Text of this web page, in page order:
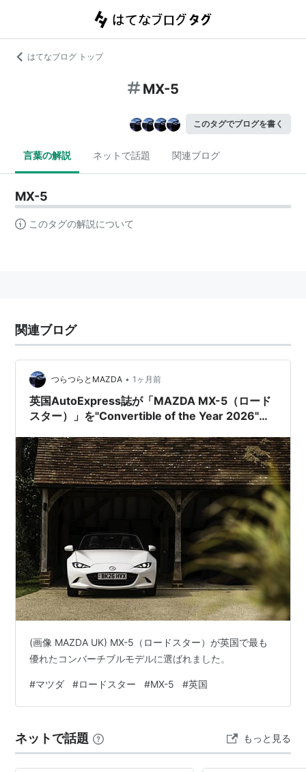
はてなブログ トップ
MX-5
このタグでブログを書く
言葉の解説 ネットで話題 関連ブログ
MX-5
このタグの解説について
関連ブログ
つらつらとMAZDA • 1ヶ月前
英国AutoExpress誌が「MAZDA MX-5（ロード
スター）」を"Convertible of the Year 2026"に
(画像 MAZDA UK) MX-5（ロードスター）が英国で最も
優れたコンバーチブルモデルに選ばれました。
#マツダ #ロードスター #MX-5 #英国
ネットで話題 もっと見る